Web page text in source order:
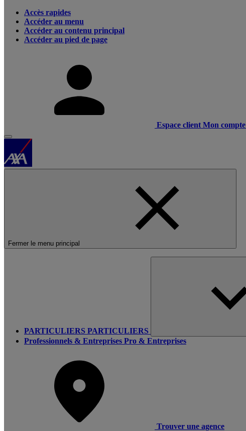
Accès rapides
Accéder au menu
Accéder au contenu principal
Accéder au pied de page
Espace client Mon compte
Fermer le menu principal
PARTICULIERS PARTICULIERS
Professionnels & Entreprises Pro & Entreprises
Trouver une agence